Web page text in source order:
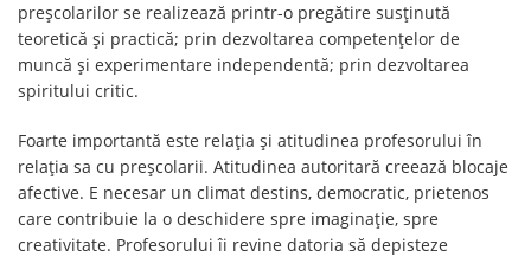
preșcolarilor se realizează printr-o pregătire susținută
teoretică și practică; prin dezvoltarea competențelor de
muncă și experimentare independentă; prin dezvoltarea
spiritului critic.
Foarte importantă este relația și atitudinea profesorului în
relația sa cu preșcolarii. Atitudinea autoritară creează blocaje
afective. E necesar un climat destins, democratic, prietenos
care contribuie la o deschidere spre imaginație, spre
creativitate. Profesorului îi revine datoria să depisteze